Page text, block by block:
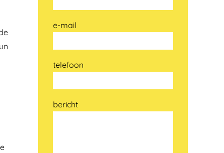
e-mail
telefoon
bericht